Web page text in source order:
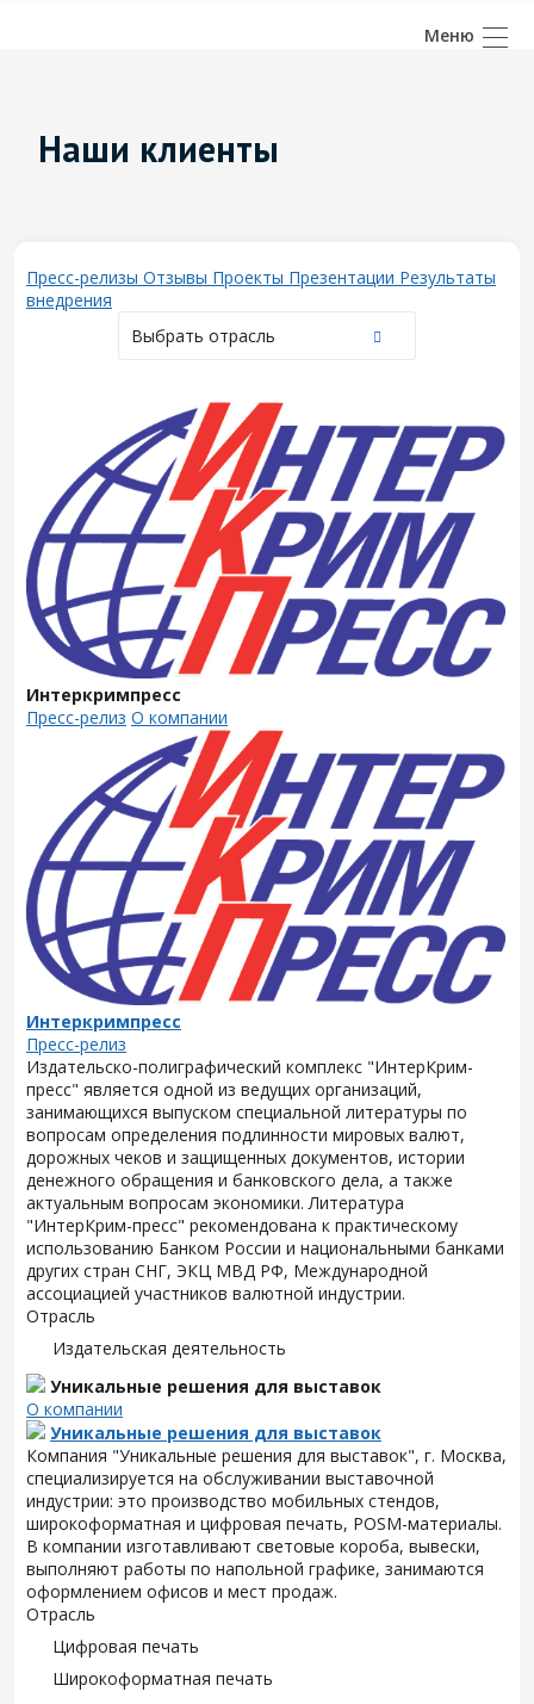
Наши клиенты
Пресс-релизы Отзывы Проекты Презентации Результаты
внедрения
Выбрать отрасль
Интеркримпресс
Пресс-релиз О компании
Интеркримпресс
Пресс-релиз
Издательско-полиграфический комплекс "ИнтерКрим-
пресс" является одной из ведущих организаций,
занимающихся выпуском специальной литературы по
вопросам определения подлинности мировых валют,
дорожных чеков и защищенных документов, истории
денежного обращения и банковского дела, а также
актуальным вопросам экономики. Литература
"ИнтерКрим-пресс" рекомендована к практическому
использованию Банком России и национальными банками
других стран СНГ, ЭКЦ МВД РФ, Международной
ассоциацией участников валютной индустрии.
Отрасль
Издательская деятельность
Уникальные решения для выставок
О компании
Уникальные решения для выставок
Компания "Уникальные решения для выставок", г. Москва,
специализируется на обслуживании выставочной
индустрии: это производство мобильных стендов,
широкоформатная и цифровая печать, POSM-материалы.
В компании изготавливают световые короба, вывески,
выполняют работы по напольной графике, занимаются
оформлением офисов и мест продаж.
Отрасль
Цифровая печать
Широкоформатная печать